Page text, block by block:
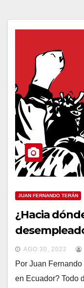
JUAN FERNANDO TERÁN
¿Hacia
AGO 30, 2022
Por Juan
en Ecuador? Todo